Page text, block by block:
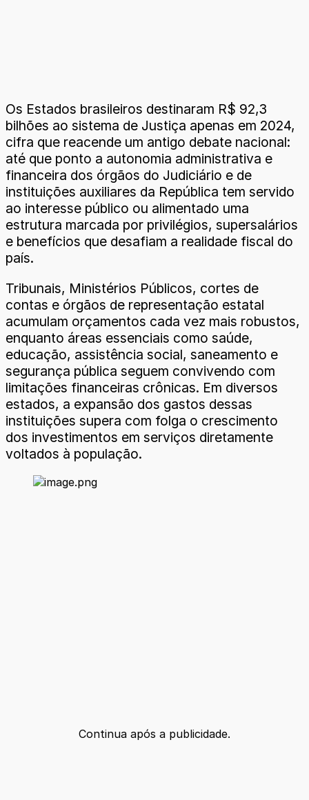
Os Estados brasileiros destinaram R$ 92,3
bilhões ao sistema de Justiça apenas em 2024,
cifra que reacende um antigo debate nacional:
até que ponto a autonomia administrativa e
financeira dos órgãos do Judiciário e de
instituições auxiliares da República tem servido
ao interesse público ou alimentado uma
estrutura marcada por privilégios, supersalários
e benefícios que desafiam a realidade fiscal do
país.
Tribunais, Ministérios Públicos, cortes de
contas e órgãos de representação estatal
acumulam orçamentos cada vez mais robustos,
enquanto áreas essenciais como saúde,
educação, assistência social, saneamento e
segurança pública seguem convivendo com
limitações financeiras crônicas. Em diversos
estados, a expansão dos gastos dessas
instituições supera com folga o crescimento
dos investimentos em serviços diretamente
voltados à população.
Continua após a publicidade.